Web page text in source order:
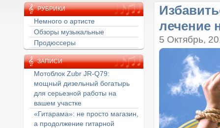
РУБРИКИ
Немного о артисте
Обзоры музыкальные
Продюссеры
ЗАПИСИ
Мотоблок Zubr JR-Q79:
мощный дизельный богатырь
для серьезной работы на
вашем участке
«Гитарама»: не просто магазин,
а продолжение гитарной
лечение
5 Октябрь,